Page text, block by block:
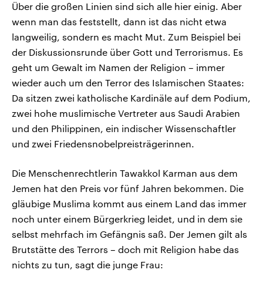
Über die großen Linien sind sich alle hier einig. Aber
wenn man das feststellt, dann ist das nicht etwa
langweilig, sondern es macht Mut. Zum Beispiel bei
der Diskussionsrunde über Gott und Terrorismus. Es
geht um Gewalt im Namen der Religion – immer
wieder auch um den Terror des Islamischen Staates:
Da sitzen zwei katholische Kardinäle auf dem Podium,
zwei hohe muslimische Vertreter aus Saudi Arabien
und den Philippinen, ein indischer Wissenschaftler
und zwei Friedensnobelpreisträgerinnen.
Die Menschenrechtlerin Tawakkol Karman aus dem
Jemen hat den Preis vor fünf Jahren bekommen. Die
gläubige Muslima kommt aus einem Land das immer
noch unter einem Bürgerkrieg leidet, und in dem sie
selbst mehrfach im Gefängnis saß. Der Jemen gilt als
Brutstätte des Terrors – doch mit Religion habe das
nichts zu tun, sagt die junge Frau: